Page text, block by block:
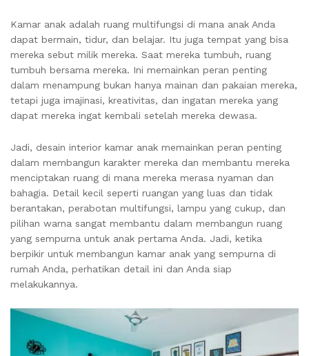
Kamar anak adalah ruang multifungsi di mana anak Anda
dapat bermain, tidur, dan belajar. Itu juga tempat yang bisa
mereka sebut milik mereka. Saat mereka tumbuh, ruang
tumbuh bersama mereka. Ini memainkan peran penting
dalam menampung bukan hanya mainan dan pakaian mereka,
tetapi juga imajinasi, kreativitas, dan ingatan mereka yang
dapat mereka ingat kembali setelah mereka dewasa.
Jadi, desain interior kamar anak memainkan peran penting
dalam membangun karakter mereka dan membantu mereka
menciptakan ruang di mana mereka merasa nyaman dan
bahagia. Detail kecil seperti ruangan yang luas dan tidak
berantakan, perabotan multifungsi, lampu yang cukup, dan
pilihan warna sangat membantu dalam membangun ruang
yang sempurna untuk anak pertama Anda. Jadi, ketika
berpikir untuk membangun kamar anak yang sempurna di
rumah Anda, perhatikan detail ini dan Anda siap
melakukannya.